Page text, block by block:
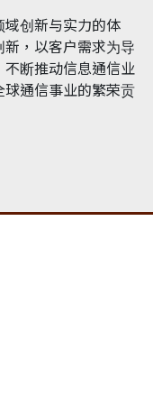
创新与实力的体
，以客户需求为导
断推动信息通信业
通信事业的繁荣贡